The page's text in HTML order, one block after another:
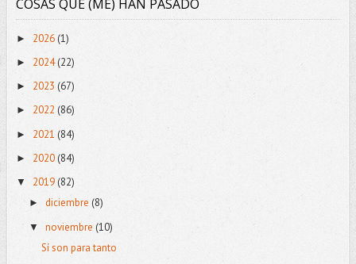
COSAS QUE (ME) HAN PASADO
► 2026(1)
► 2024(22)
► 2023 (67)
► 2022 (86)
► 2021 (84)
► 2020(84)
▼ 2019(82)
► diciembre (8)
▼ noviembre (10)
Sí son para tanto